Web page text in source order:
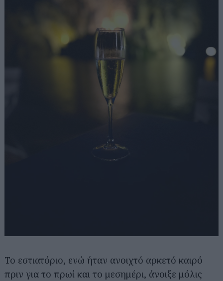
Το εστιατόριο, ενώ ήταν ανοιχτό αρκετό καιρό
πριν για το πρωί και το μεσημέρι, άνοιξε μόλις